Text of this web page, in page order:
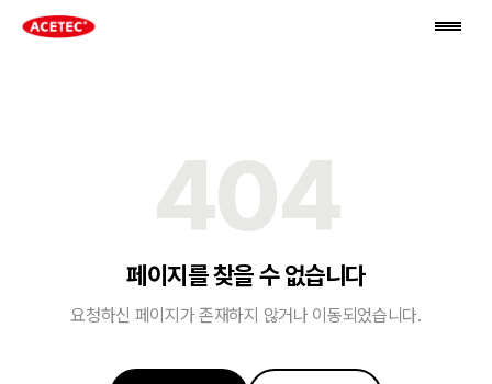
404
페이지를 찾을 수 없습니다
요청하신 페이지가 존재하지 않거나 이동되었습니다.